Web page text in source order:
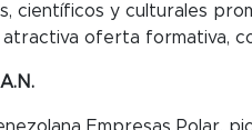
científicos y culturales
oferta formativa,
Empresas Polar,